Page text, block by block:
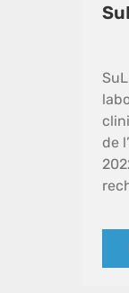
de